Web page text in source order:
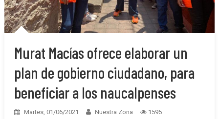
Murat Macías ofrece elaborar un
plan de gobierno ciudadano, para
beneficiar a los naucalpenses
Martes, 01/06/2021 Nuestra Zona 1595